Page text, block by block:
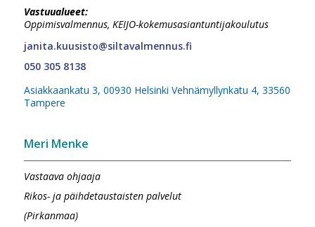
Vastuualueet:
Oppimisvalmennus, KEIJO-kokemusasiantuntijakoulutus
janita.kuusisto@siltavalmennus.fi
050 305 8138
Asiakkaankatu 3, 00930 Helsinki Vehnämyllynkatu 4, 33560
Tampere
Meri Menke
Vastaava ohjaaja
Rikos- ja päihdetaustaisten palvelut
(Pirkanmaa)